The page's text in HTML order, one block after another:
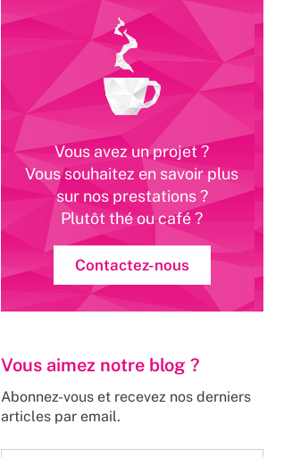
Vous avez un projet ?
Vous souhaitez en savoir plus
sur nos prestations ?
Plutôt thé ou café ?
Contactez-nous
Vous aimez notre blog ?
Abonnez-vous et recevez nos derniers
articles par email.